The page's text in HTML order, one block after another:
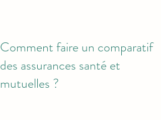
Comment faire un comparatif
des assurances santé et
mutuelles ?